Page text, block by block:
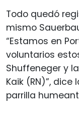
Todo quedó
mismo
“Estamos en
voluntarios
Shuffeneger y
Kaik (RN)”,
parrilla